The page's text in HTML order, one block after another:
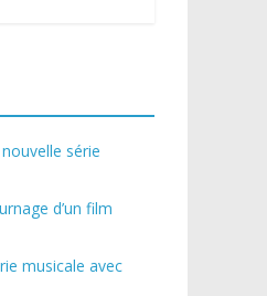
série
d’un film
musicale avec